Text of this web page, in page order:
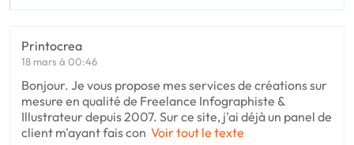
Printocrea
18 mars à 00:46
Bonjour. Je vous propose mes services de créations sur
mesure en qualité de Freelance Infographiste &
Illustrateur depuis 2007. Sur ce site, j'ai déjà un panel de
client m'ayant fais con Voir tout le texte